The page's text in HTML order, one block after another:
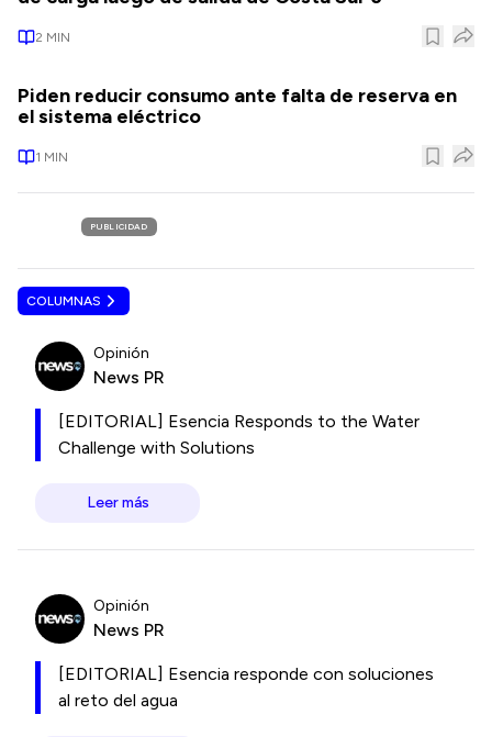
2 MIN
Piden reducir consumo ante falta de reserva en
el sistema eléctrico
1 MIN
PUBLICIDAD
COLUMNAS
Opinión
News PR
[EDITORIAL] Esencia Responds to the Water
Challenge with Solutions
Leer más
Opinión
News PR
[EDITORIAL] Esencia responde con soluciones
al reto del agua